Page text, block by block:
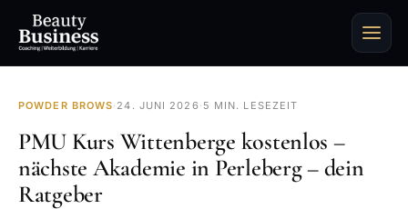
POWDER BROWS· 24. JUNI 2026 · 5 MIN. LESEZEIT
PMU Kurs Wittenberge kostenlos –
nächste Akademie in Perleberg – dein
Ratgeber